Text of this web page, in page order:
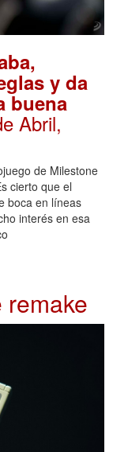
y da
buena
Abril,
de Milestone
cierto que el
boca en líneas
interés en esa